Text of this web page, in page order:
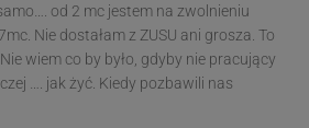
od 2 mc jestem na zwolnieniu
Nie dostałam z ZUSU ani grosza. To
wiem co by było, gdyby nie pracujący
…. jak żyć. Kiedy pozbawili nas